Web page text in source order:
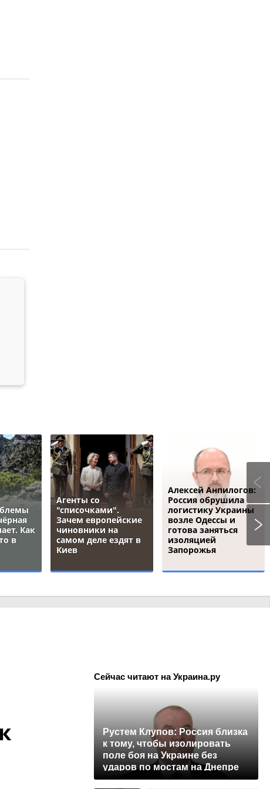
Как
в
Агенты со
"списочками".
Зачем европейские
чиновники на
самом деле ездят в
Киев
Алексей Анпилогов:
Россия обрушила
логистику Украины
возле Одессы и
готова заняться
изоляцией
Запорожья
Сейчас читают на Украина.ру
Рустем Клупов: Россия близка
к тому, чтобы изолировать
поле боя на Украине без
ударов по мостам на Днепре